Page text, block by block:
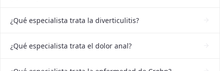
¿Qué especialista trata la diverticulitis?
¿Qué especialista trata el dolor anal?